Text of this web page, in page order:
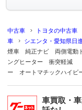
中古車 トヨタの中古車
車
シエンタ・愛知県日
煙車 純正ナビ 両側電動
ングヒーター 衝突軽減
ー オートマチックハイ
車買取・